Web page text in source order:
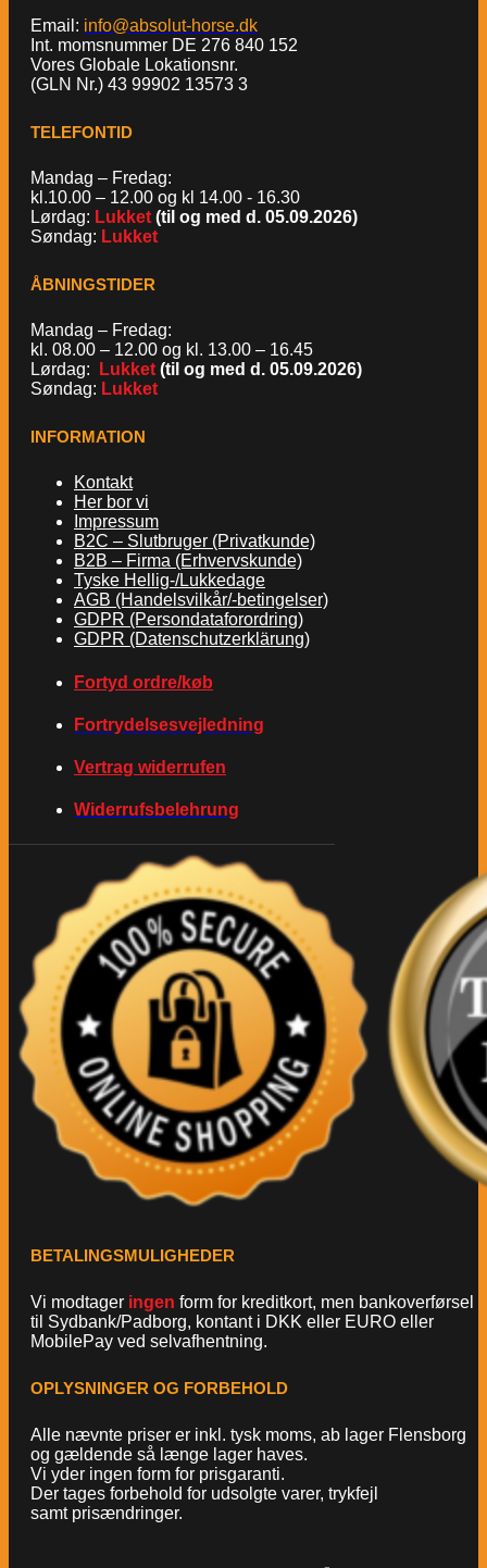
Email: info@absolut-horse.dk
Int. momsnummer DE 276 840 152
Vores Globale Lokationsnr.
(GLN Nr.) 43 99902 13573 3
TELEFONTID
Mandag – Fredag:
kl.10.00 – 12.00 og kl 14.00 - 16.30
Lørdag: Lukket (til og med d. 05.09.2026)
Søndag: Lukket
ÅBNINGSTIDER
Mandag – Fredag:
kl. 08.00 – 12.00 og kl. 13.00 – 16.45
Lørdag:
Lukket (til og med d. 05.09.2026)
Søndag: Lukket
INFORMATION
Kontakt
Her bor vi
Impressum
B2C – Slutbruger (Privatkunde)
B2B – Firma (Erhvervskunde)
Tyske Hellig-/Lukkedage
AGB (Handelsvilkår/-betingelser)
GDPR (Persondataforordring)
GDPR (Datenschutzerklärung)
Fortyd ordre/køb
Fortrydelsesvejledning
Vertrag widerrufen
Widerrufsbelehrung
BETALINGSMULIGHEDER
Vi modtager ingen form for kreditkort, men bankoverførsel
til Sydbank/Padborg, kontant i DKK eller EURO eller
MobilePay ved selvafhentning.
OPLYSNINGER OG FORBEHOLD
Alle nævnte priser er inkl. tysk moms, ab lager Flensborg
og gældende så længe lager haves.
Vi yder ingen form for prisgaranti.
Der tages forbehold for udsolgte varer, trykfejl
samt prisændringer.